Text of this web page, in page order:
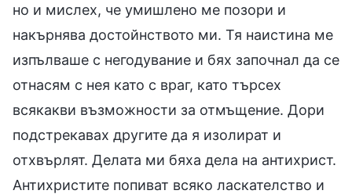
но и мислех, че умишлено ме позори и
накърнява достойнството ми. Тя наистина ме
изпълваше с негодувание и бях започнал да се
отнасям с нея като с враг, като търсех
всякакви възможности за отмъщение. Дори
подстрекавах другите да я изолират и
отхвърлят. Делата ми бяха дела на антихрист.
Антихристите попиват всяко ласкателство и